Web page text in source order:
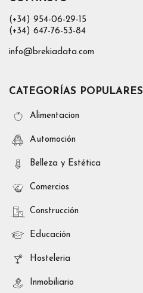
(+34) 954-06-29-15
(+34) 647-76-53-84
info@brekiadata.com
CATEGORÍAS POPULARES
Alimentacion
Automoción
Belleza y Estética
Comercios
Construcción
Educación
Hosteleria
Inmobiliario